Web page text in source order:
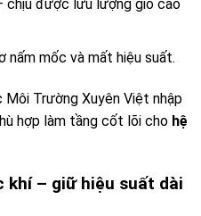
chịu được lưu lượng gió cao
nấm mốc và mất hiệu suất.
Trường Xuyên Việt nhập
hợp làm tầng cốt lõi cho hệ
khí – giữ hiệu suất dài